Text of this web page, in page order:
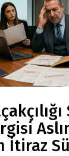
İtiraz